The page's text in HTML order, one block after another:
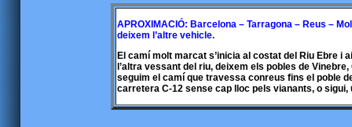
APROXIMACIÓ: Barcelona – Tarragona – Reus –
deixem l’altre vehicle.
El camí molt marcat s’inicia al costat del Riu Ebre i
l’altra vessant del riu, deixem els pobles de
seguim el camí que travessa conreus fins el poble
carretera C-12 sense cap lloc pels vianants, o